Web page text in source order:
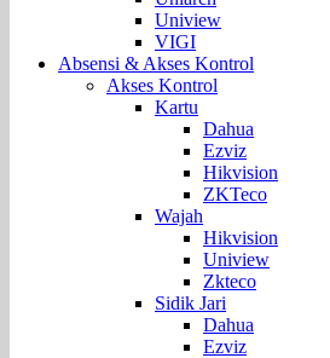
Uniview
VIGI
Absensi & Akses Kontrol
Akses Kontrol
Kartu
Dahua
Ezviz
Hikvision
ZKTeco
Wajah
Hikvision
Uniview
Zkteco
Sidik Jari
Dahua
Ezviz